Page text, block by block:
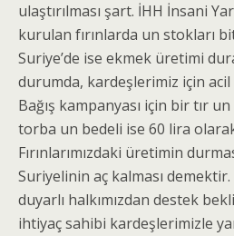
ulaştırılması şart. İHH İnsani
kurulan fırınlarda un stokları
Suriye’de ise ekmek üretimi
durumda, kardeşlerimiz için acil
Bağış kampanyası için bir tır
torba un bedeli ise 60 lira
Fırınlarımızdaki üretimin
Suriyelinin aç kalması
duyarlı halkımızdan destek
ihtiyaç sahibi kardeşlerimizle